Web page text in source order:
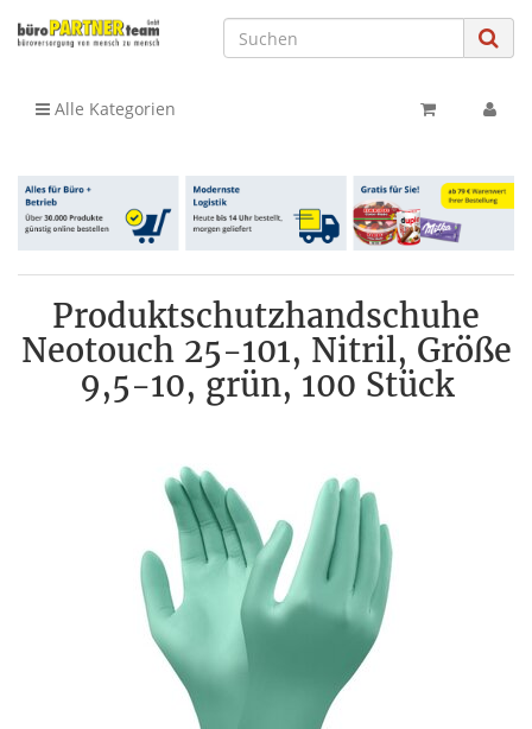
Alle Kategorien
Produktschutzhandschuhe
Neotouch 25-101, Nitril, Größe
9,5-10, grün, 100 Stück